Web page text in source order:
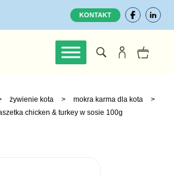
KONTAKT
żywienie kota > mokra karma dla kota
>
chicken & turkey w sosie 100g